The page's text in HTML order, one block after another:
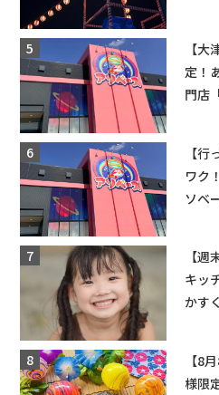
【
定！
門店
【
ワク
ソベ
【
キッ
かす
【8
様限